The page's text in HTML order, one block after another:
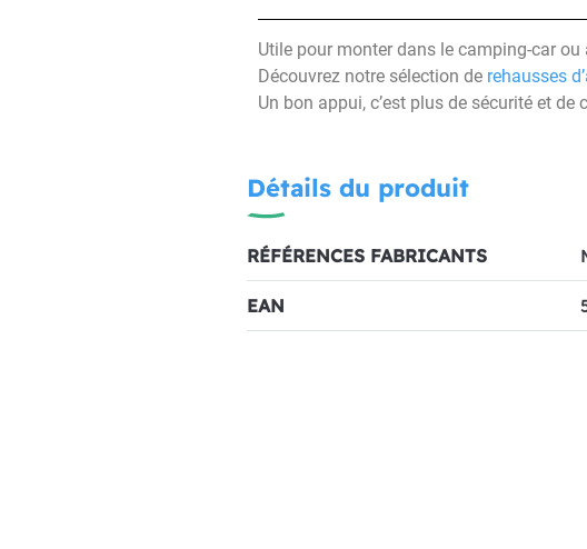
Utile pour monter dans le camping-car
Découvrez notre sélection de rehausses
Un bon appui, c’est plus de sécurité et
Détails du produit
RÉFÉRENCES FABRICANTS
EAN